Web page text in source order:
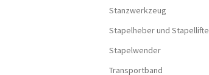
Stanzwerkzeug
Stapelheber und Stapellifte
Stapelwender
Transportband